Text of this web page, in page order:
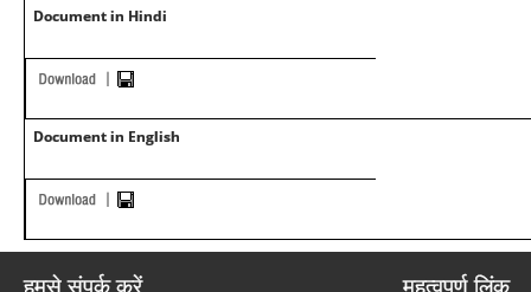
Document in Hindi
Document in English